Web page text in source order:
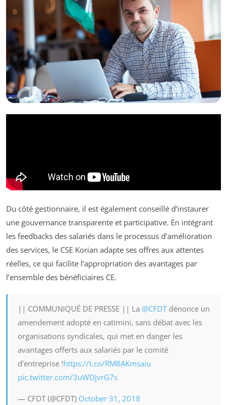
Du côté gestionnaire, il est également conseillé d’instaurer
une gouvernance transparente et participative. En intégrant
les feedbacks des salariés dans le processus d’amélioration
des services, le CSE Korian adapte ses offres aux attentes
réelles, ce qui facilite l’appropriation des avantages par
l’ensemble des bénéficiaires CE.
|| COMMUNIQUÉ DE PRESSE || La @CFDT dénonce un
amendement adopté en catimini, sans débat avec les
organisations syndicales, qui met en danger les
avantages offerts aux salariés par le comité
d'entreprise !https://t.co/RM8AKmsaiu
pic.twitter.com/3uWDJvrG7s
— CFDT (@CFDT) October 31, 2018